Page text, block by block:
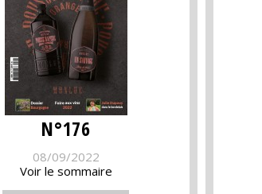
N°176
08/09/2022
Voir le sommaire